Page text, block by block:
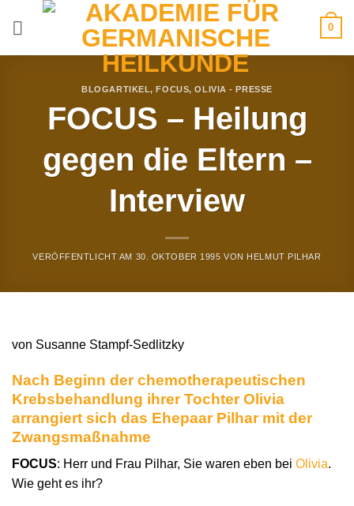
0
BLOGARTIKEL,FOCUS,OLIVIA - PRESSE
FOCUS – Heilung
gegen die Eltern –
Interview
VERÖFFENTLICHT AM 30. OKTOBER 1995 VON HELMUT PILHAR
von Susanne Stampf-Sedlitzky
Nach Beginn der chemotherapeutischen
Krebsbehandlung ihrer Tochter Olivia
arrangiert sich das Ehepaar Pilhar mit der
Zwangsmaßnahme
FOCUS: Herr und Frau Pilhar, Sie waren eben bei Olivia.
Wie geht es ihr?